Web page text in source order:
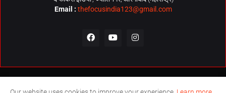
Email : thefocusindia123@gmail.com
About Us Contact Us The Focus India Policy